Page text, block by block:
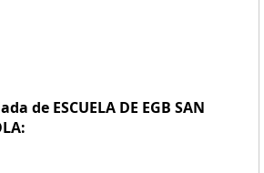
de ESCUELA DE EGB SAN